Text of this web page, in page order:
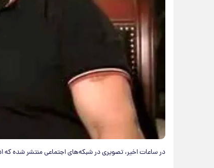
در ساعات اخیر، تصویری در شبکه‌های اجتماعی منتشر شده